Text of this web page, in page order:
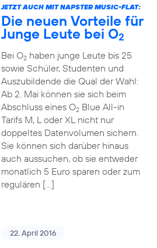
JETZT AUCH MIT NAPSTER MUSIC-FLAT:
Die neuen Vorteile für
Junge Leute bei O2
Bei O2haben junge Leute bis 25
sowie Schüler, Studenten und
Auszubildende die Qual der Wahl:
Ab 2. Mai können sie sich beim
Abschluss eines O2Blue All-in
Tarifs M, L oder XL nicht nur
doppeltes Datenvolumen sichern.
Sie können sich darüber hinaus
auch aussuchen, ob sie entweder
monatlich 5 Euro sparen oder zum
regulären […]
22. April 2016